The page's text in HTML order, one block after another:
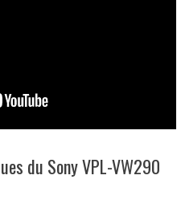
du Sony VPL-VW290